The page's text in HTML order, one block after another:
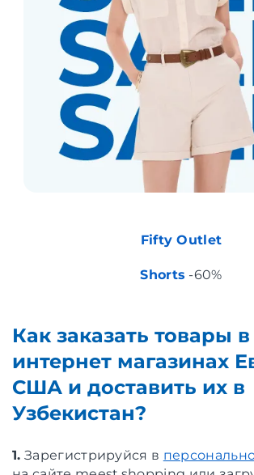
Fifty Outlet
Shorts -60%
Как заказать товары в
интернет магазинах
США и доставить их в
Узбекистан?
1. Зарегистрируйся в